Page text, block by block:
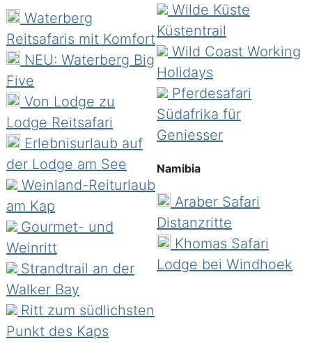
Waterberg
Reitsafaris mit Komfort
NEU: Waterberg Big
Five
Von Lodge zu
Lodge Reitsafari
Erlebnisurlaub auf
der Lodge am See
Weinland-Reiturlaub
am Kap
Gourmet- und
Weinritt
Strandtrail an der
Walker Bay
Ritt zum südlichsten
Punkt des Kaps
Wilde Küste
Küstentrail
Wild Coast Working
Holidays
Pferdesafari
Südafrika für
Geniesser
Namibia
Araber Safari
Distanzritte
Khomas Safari
Lodge bei Windhoek